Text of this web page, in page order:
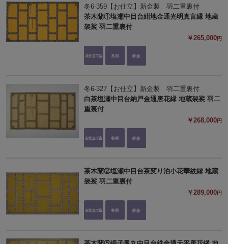
冬6-359【お仕立】新金製 羽二重裏付
茶木蘭①塩瀬中目台紺地金通光明真言縁 地蔵
袈裟 羽二重裏付
￥265,000円
冬6-327【お仕立】新金製 羽二重裏付
白茶塩瀬中目台納戸金通唐花縁 地蔵袈裟 羽二
重裏付
￥268,000円
茶木蘭②塩瀬中目台茶変り泊小花華紋縁 地蔵
袈裟 羽二重裏付
￥289,000円